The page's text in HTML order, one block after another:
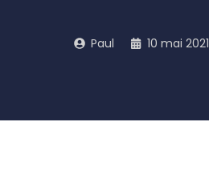
Paul 10 mai 2021